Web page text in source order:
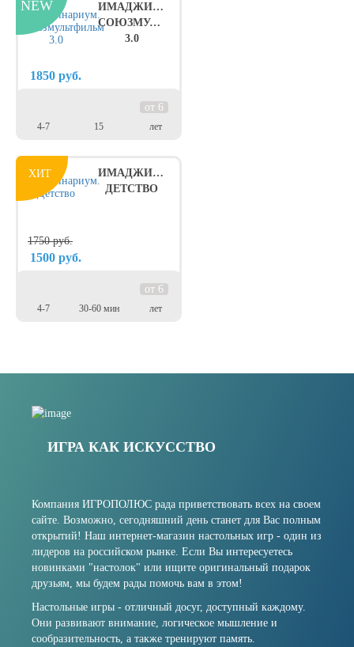
ИМАДЖИНАРИУМ.
СОЮЗМУЛЬТФИЛЬМ
3.0
1850 руб.
4-7 15
от 6
лет
ХИТ
ИМАДЖИНАРИУМ.
ДЕТСТВО
1750руб.
1500 руб.
4-7 30-60 мин
от 6
лет
ИГРА КАК ИСКУССТВО
Компания ИГРОПОЛЮС рада приветствовать всех на своем
сайте. Возможно, сегодняшний день станет для Вас полным
открытий! Наш интернет-магазин настольных игр - один из
лидеров на российском рынке. Если Вы интересуетесь
новинками "настолок" или ищите оригинальный подарок
друзьям, мы будем рады помочь вам в этом!
Настольные игры - отличный досуг, доступный каждому.
Они развивают внимание, логическое мышление и
сообразительность, а также тренируют память.